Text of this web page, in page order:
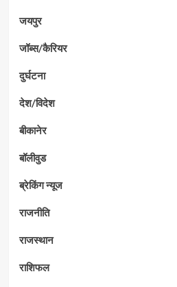
जयपुर
जॉब्स/कैरियर
दुर्घटना
देश/विदेश
बीकानेर
बॉलीवुड
ब्रेकिंग न्यूज
राजनीति
राजस्थान
राशिफल